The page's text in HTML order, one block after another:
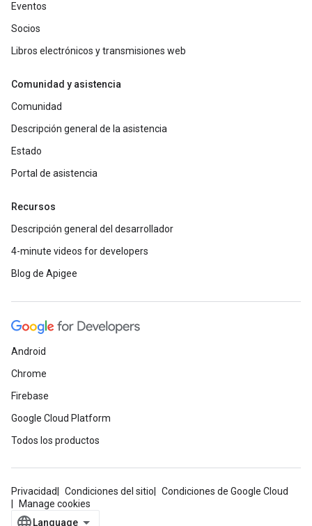
Eventos
Socios
Libros electrónicos y transmisiones web
Comunidad y asistencia
Comunidad
Descripción general de la asistencia
Estado
Portal de asistencia
Recursos
Descripción general del desarrollador
4-minute videos for developers
Blog de Apigee
Android
Chrome
Firebase
Google Cloud Platform
Todos los productos
Privacidad Condiciones del sitio
Condiciones de Google Cloud
Manage cookies